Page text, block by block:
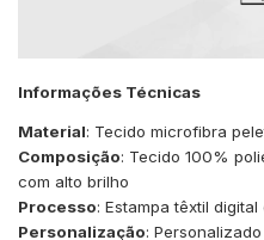
Informações Técnicas
Material: Tecido microfibra
Composição: Tecido 100%
com alto brilho
Processo: Estampa têxtil
Personalização: